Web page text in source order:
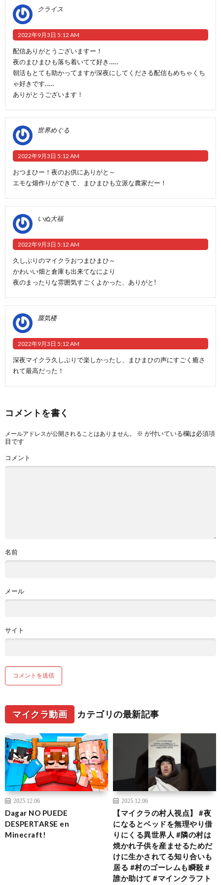
クライス
2022年9月3日 5:12 AM
配信ありがとうございますー！
夜のまひまひも落ち着いてて好き……
朝活もとても助かってますが深夜にしてくださる配信もめちゃくち
ゃ好きです……
ありがとうございます！
世界めぐる
2022年9月3日 5:12 AM
おつまひー！夜のお供にありがと～
エモな畑作りができて、まひまひも立派な農家だー！
いぬ大福
2022年9月3日 5:12 AM
久しぶりのマイクラおつまひまひ～
かわいい畑と倉庫も出来てなにより
夜のまったりな雰囲気すごくよかった、ありがと!
蜃気楼
2022年9月3日 5:12 AM
深夜マイクラ久しぶりで楽しかったし、まひまひの声にすごく癒さ
れて最高だった！
コメントを書く
メールアドレスが公開されることはありません。 ※ が付いている欄は必須項
目です
コメント
名前
メール
サイト
マイクラ動画 カテゴリの最新記事
2025.12.06
Dagar NO PUEDE
DESPERTARSE en
Minecraft!
2025.12.06
【マイクラの村人視点】 #夜
になるとベッドを無理やり借
りにくる異世界人 #隣の村は
焼かれ子供を産ませるためだ
けに生かされてる知り合いも
居る #村のゴーレムも瞬殺 #
誰か助けて #マインクラフト